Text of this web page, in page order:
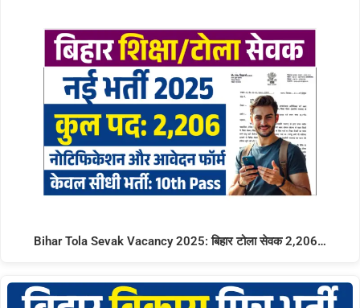
Bihar Tola Sevak Vacancy 2025: बिहार टोला सेवक 2,206…